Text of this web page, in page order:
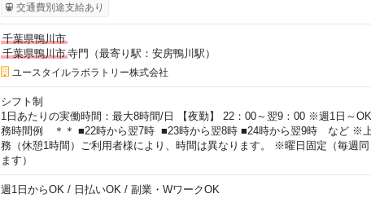
交通費別途支給あり
千葉県鴨川市
千葉県鴨川市寺門（最寄り駅：安房鴨川駅）
ユースタイルラボラトリー株式会社
シフト制
1日あたりの実働時間：最大8時間/日 【夜勤】 22：00～翌9：00 ※週1日～
務時間例 ＊＊ ■22時から翌7時 ■23時から翌8時 ■24時から翌9時 など ※
務（休憩1時間）ご利用者様により、時間は異なります。 ※曜日固定（毎週同
ます）
週1日からOK / 日払いOK / 副業・WワークOK